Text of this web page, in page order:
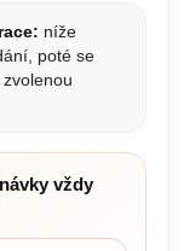
níže
poté se
vždy